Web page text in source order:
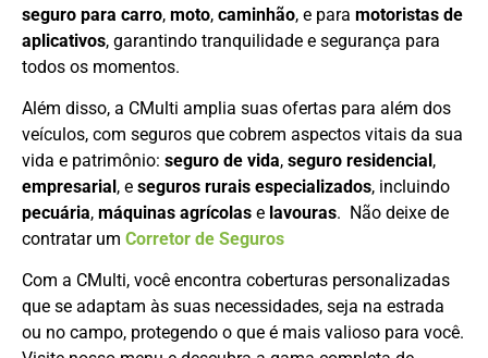
seguro para carro, moto, caminhão, e para motoristas de
aplicativos, garantindo tranquilidade e segurança para
todos os momentos.
Além disso, a CMulti amplia suas ofertas para além dos
veículos, com seguros que cobrem aspectos vitais da sua
vida e patrimônio: seguro de vida, seguro residencial,
empresarial, e seguros rurais especializados, incluindo
pecuária, máquinas agrícolas e lavouras. Não deixe de
contratar um Corretor de Seguros
Com a CMulti, você encontra coberturas personalizadas
que se adaptam às suas necessidades, seja na estrada
ou no campo, protegendo o que é mais valioso para você.